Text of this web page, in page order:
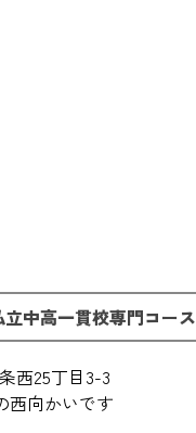
立中高一貫校専門コース
西25丁目3-3
西向かいです